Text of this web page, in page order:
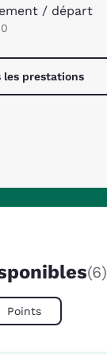
/ départ
les prestations
(6)
Points